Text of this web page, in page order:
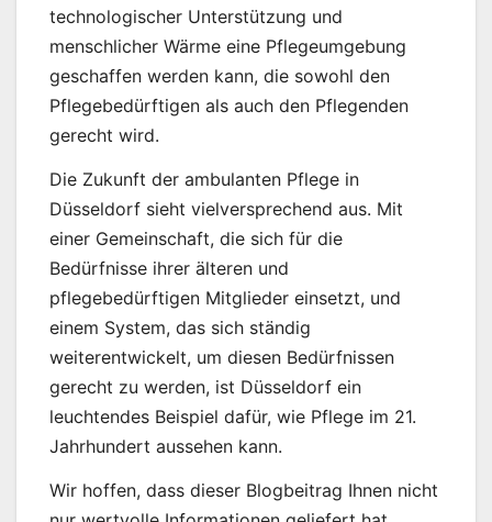
technologischer Unterstützung und
menschlicher Wärme eine Pflegeumgebung
geschaffen werden kann, die sowohl den
Pflegebedürftigen als auch den Pflegenden
gerecht wird.
Die Zukunft der ambulanten Pflege in
Düsseldorf sieht vielversprechend aus. Mit
einer Gemeinschaft, die sich für die
Bedürfnisse ihrer älteren und
pflegebedürftigen Mitglieder einsetzt, und
einem System, das sich ständig
weiterentwickelt, um diesen Bedürfnissen
gerecht zu werden, ist Düsseldorf ein
leuchtendes Beispiel dafür, wie Pflege im 21.
Jahrhundert aussehen kann.
Wir hoffen, dass dieser Blogbeitrag Ihnen nicht